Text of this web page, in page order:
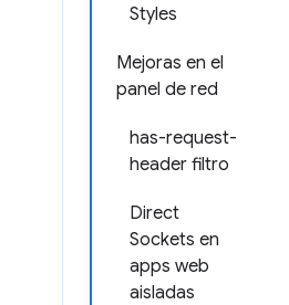
Styles
Mejoras en el
panel de red
has-request-
header filtro
Direct
Sockets en
apps web
aisladas